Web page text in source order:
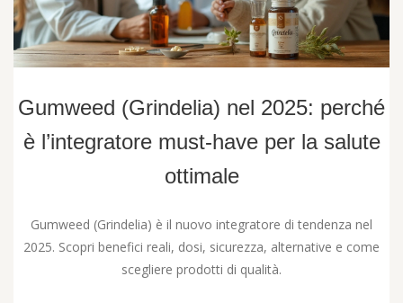
Gumweed (Grindelia) nel 2025: perché
è l’integratore must-have per la salute
ottimale
Gumweed (Grindelia) è il nuovo integratore di tendenza nel
2025. Scopri benefici reali, dosi, sicurezza, alternative e come
scegliere prodotti di qualità.